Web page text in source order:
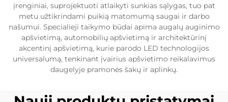
įrenginiai, suprojektuoti atlaikyti sunkias sąlygas, tuo pat
metu užtikrindami puikią matomumą saugai ir darbo
našumui. Specialieji taikymo būdai apima augalų auginimo
apšvietimą, automobilių apšvietimą ir architektūrinį
akcentinį apšvietimą, kurie parodo LED technologijos
universalumą, tenkinant įvairius apšvietimo reikalavimus
daugelyje pramonės šakų ir aplinkų.